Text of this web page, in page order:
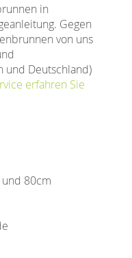
in
Gegen
von uns
und Deutschland)
erfahren Sie
80cm